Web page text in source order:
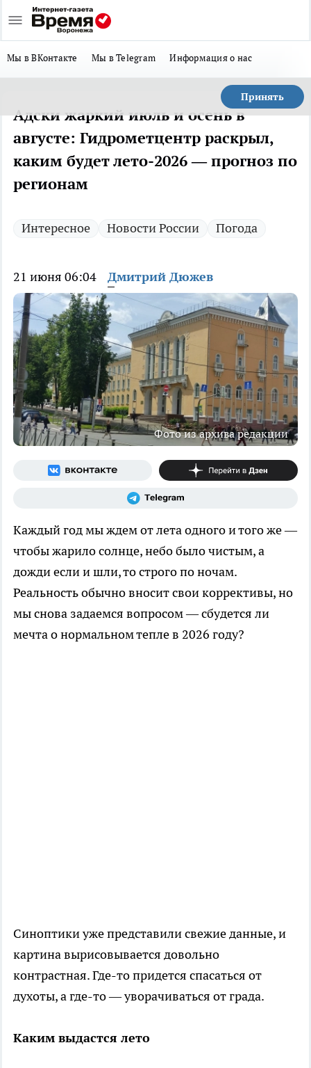
Мы в ВКонтакте Мы в Telegram Информация о нас
Принять
Адски жаркий июль и осень в
августе: Гидрометцентр раскрыл,
каким будет лето-2026 — прогноз по
регионам
Интересное Новости России Погода
21 июня 06:04 Дмитрий Дюжев
Фото из архива редакции
Каждый год мы ждем от лета одного и того же —
чтобы жарило солнце, небо было чистым, а
дожди если и шли, то строго по ночам.
Реальность обычно вносит свои коррективы, но
мы снова задаемся вопросом — сбудется ли
мечта о нормальном тепле в 2026 году?
Синоптики уже представили свежие данные, и
картина вырисовывается довольно
контрастная. Где-то придется спасаться от
духоты, а где-то — уворачиваться от града.
Каким выдастся лето